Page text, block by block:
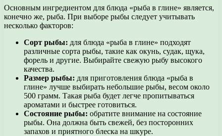
Основным ингредиентом для блюда «рыба в глине» является,
конечно же, рыба. При выборе рыбы следует учитывать
несколько факторов:
Сорт рыбы: для блюда «рыба в глине» подходят
различные сорта рыбы, такие как окунь, судак, щука,
форель и другие. Выбирайте свежую рыбу высокого
качества.
Размер рыбы: для приготовления блюда «рыба в
глине» лучше выбирать небольшие рыбы, весом около
500 грамм. Такая рыба будет легче пропитываться
ароматами и быстрее готовиться.
Состояние рыбы: обратите внимание на состояние
рыбы. Она должна быть свежей, без посторонних
запахов и приятного блеска на шкуре.